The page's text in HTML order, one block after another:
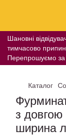
Шановні
тимчасово
Перепрошуємо за
Каталог
з
ширина